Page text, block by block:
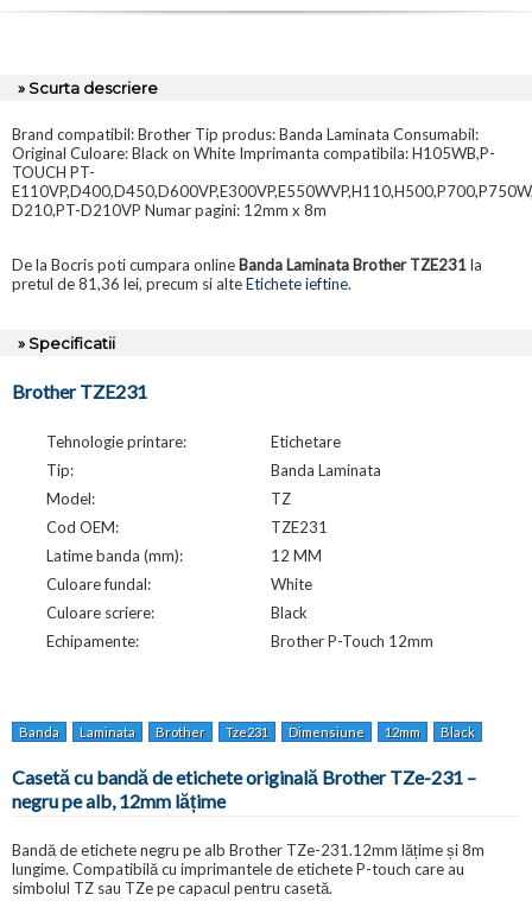
» Scurta descriere
Brand compatibil: Brother Tip produs: Banda Laminata Consumabil:
Original Culoare: Black on White Imprimanta compatibila: H105WB,P-
TOUCH PT-
D210,PT-D210VP Numar pagini: 12mm x 8m
De la Bocris poti cumpara online Banda Laminata Brother TZE231la
pretul de 81,36 lei, precum si alteEtichete ieftine.
» Specificatii
Brother TZE231
Tehnologie printare:
Etichetare
Tip:
Banda Laminata
Model:
TZ
Cod OEM:
TZE231
Latime banda (mm):
12 MM
Culoare fundal:
White
Culoare scriere:
Black
Echipamente:
Brother P-Touch 12mm
Banda Laminata Brother Tze231 Dimensiune 12mm Black
Casetă cu bandă de etichete originală Brother TZe-231 –
negru pe alb, 12mm lățime
Bandă de etichete negru pe alb Brother TZe-231.12mm lățime și 8m
lungime. Compatibilă cu imprimantele de etichete P-touch care au
simbolul TZ sau TZe pe capacul pentru casetă.